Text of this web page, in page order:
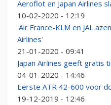
Aeroflot en Japan Airlines
10-02-2020 - 12:19
'Air France-KLM en JAL
Airlines'
21-01-2020 - 09:41
Japan Airlines geeft gratis
04-01-2020 - 14:46
Eerste ATR 42-600 voor
19-12-2019 - 12:46